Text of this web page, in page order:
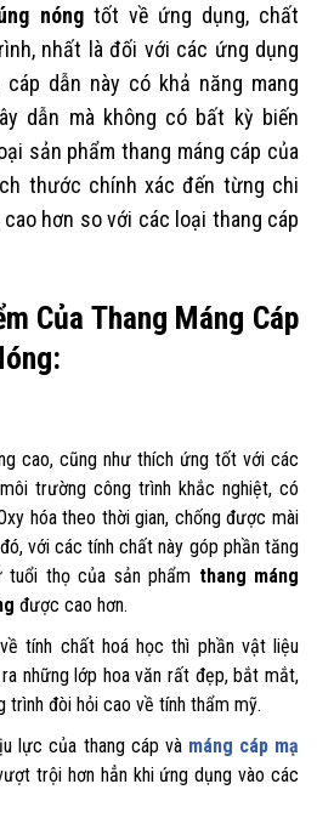
nóngtốt về ứng dụng, chất
nhất là đối với các ứng dụng
cáp dẫn này có khả năng mang
dẫn mà không có bất kỳ biến
sản phẩm thang máng cáp của
thước chính xác đến từng chi
hơn so với các loại thang cáp
Của Thang Máng Cáp
cao, cũng như thích ứng tốt với các
trường công trình khắc nghiệt, có
hóa theo thời gian, chống được mài
với các tính chất này góp phần tăng
tuổi thọ của sản phẩm thang máng
được cao hơn.
tính chất hoá học thì phần vật liệu
những lớp hoa văn rất đẹp, bắt mắt,
trình đòi hỏi cao về tính thẩm mỹ.
lực của thang cáp và máng cáp mạ
trội hơn hẳn khi ứng dụng vào các